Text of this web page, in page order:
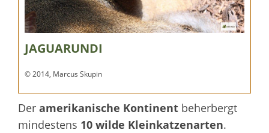
JAGUARUNDI
© 2014, Marcus Skupin
Der amerikanische Kontinent beherbergt
mindestens 10 wilde Kleinkatzenarten.